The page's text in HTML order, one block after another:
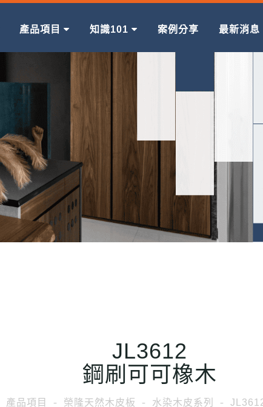
產品項目 知識101 案例分享 最新消息
JL3612
鋼刷可可橡木
產品項目 榮隆天然木皮板 水染木皮系列